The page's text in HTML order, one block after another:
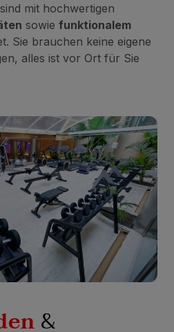
mit hochwertigen
sowie funktionalem
Sie brauchen keine eigene
alles ist vor Ort für Sie
&